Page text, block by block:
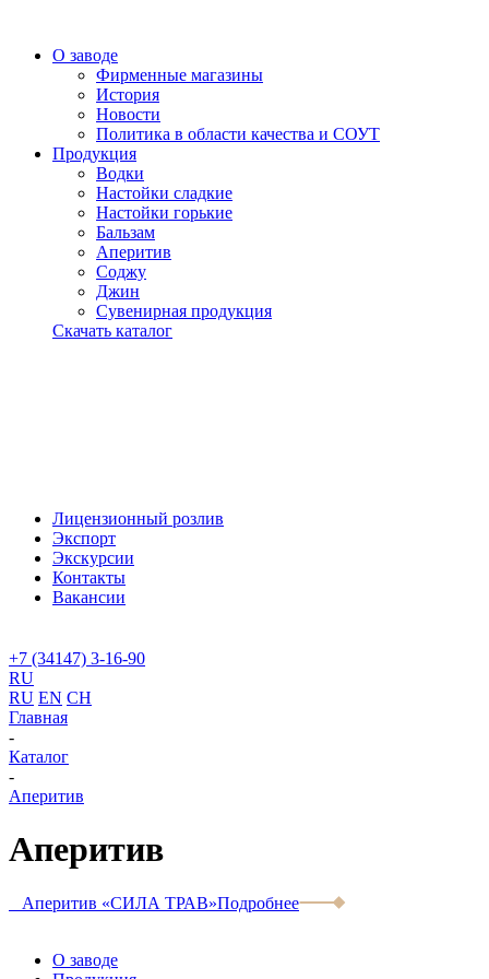
О заводе
Фирменные магазины
История
Новости
Политика в области качества и СОУТ
Продукция
Водки
Настойки сладкие
Настойки горькие
Бальзам
Аперитив
Соджу
Джин
Сувенирная продукция
Скачать каталог
Лицензионный розлив
Экспорт
Экскурсии
Контакты
Вакансии
+7 (34147) 3-16-90
RU
RU EN CH
Главная
-
Каталог
-
Аперитив
Аперитив
Аперитив «СИЛА ТРАВ»Подробнее
О заводе